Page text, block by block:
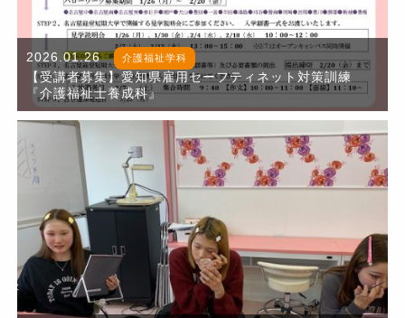
2026.01.26 介護福祉学科
【受講者募集】愛知県雇用セーフティネット対策訓練
『介護福祉士養成科』